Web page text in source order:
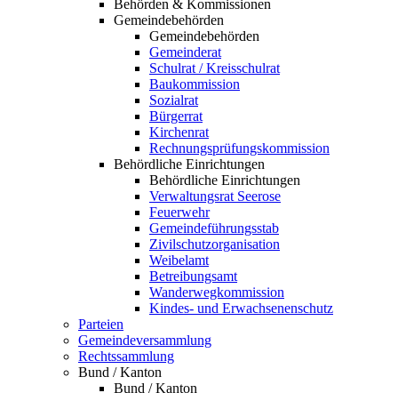
Behörden & Kommissionen
Gemeindebehörden
Gemeindebehörden
Gemeinderat
Schulrat / Kreisschulrat
Baukommission
Sozialrat
Bürgerrat
Kirchenrat
Rechnungsprüfungskommission
Behördliche Einrichtungen
Behördliche Einrichtungen
Verwaltungsrat Seerose
Feuerwehr
Gemeindeführungsstab
Zivilschutzorganisation
Weibelamt
Betreibungsamt
Wanderwegkommission
Kindes- und Erwachsenenschutz
Parteien
Gemeindeversammlung
Rechtssammlung
Bund / Kanton
Bund / Kanton